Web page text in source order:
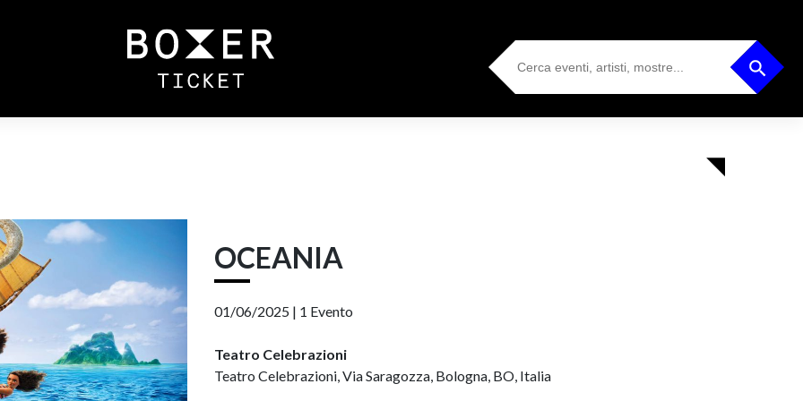
Search
for:
Search Button
OCEANIA
01/06/2025 | 1 Evento
Teatro Celebrazioni
Teatro Celebrazioni, Via Saragozza, Bologna, BO, Italia